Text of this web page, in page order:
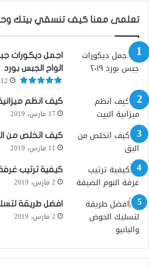
تعلمى معنا كيف تنسقي بيتك
الواح الجبس بورد
12 أبريل، 2019
كيف انظم
17 مارس، 2019
كيف اتخلص من
11 مارس، 2019
كيفية ترتيب
2 مارس، 2019
افضل طريقة لتسليك
2 مارس، 2019